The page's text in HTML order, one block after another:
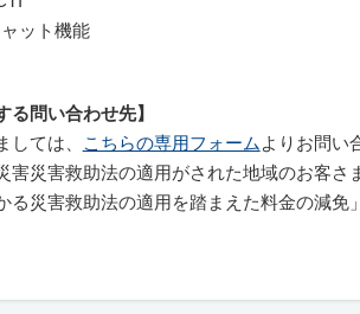
ット機能
る問い合わせ先】
しては、
こちらの専用フォーム よりお問い
害災害救助法の適用がされた地域のお客さ
る災害救助法の適用を踏まえた料金の減免